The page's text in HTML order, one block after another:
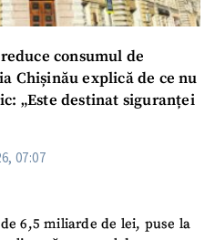
consumul de
Chișinău explică de ce nu
„Este destinat siguranței
07:07
6,5 miliarde de lei, puse la